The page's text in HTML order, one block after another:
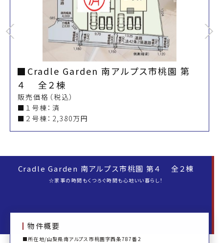
Previous
Cradle Garden 南アルプス市桃園 第
４ 全２棟
販売価格（税込）
■１号棟：済
■２号棟：2,380万円
Cradle Garden 南アルプス市桃園 第４ 全２棟
☆家事の時間もくつろぐ時間も心地いい暮らし！
物件概要
■所在地/山梨県南アルプス市桃園字西条787番2